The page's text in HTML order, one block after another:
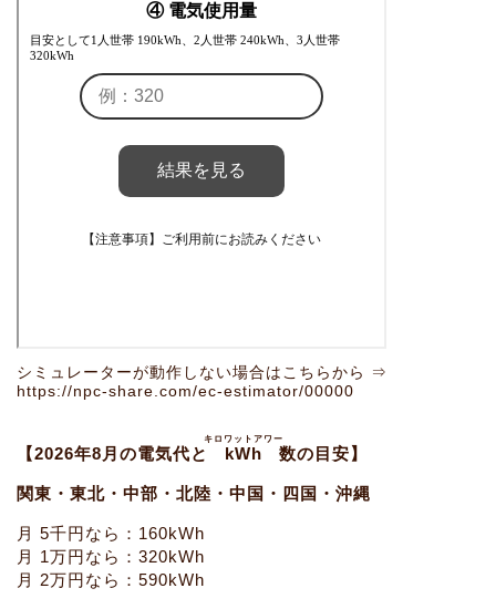
シミュレーターが動作しない場合はこちらから ⇒
https://npc-share.com/ec-estimator/00000
【2026年8月の電気代と kWh
キロワットアワー
数の目安】
関東・東北・中部・北陸・中国・四国・沖縄
月 5千円なら：160kWh
月 1万円なら：320kWh
月 2万円なら：590kWh